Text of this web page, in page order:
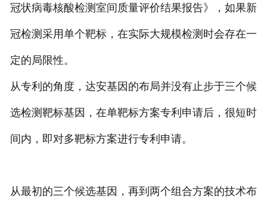
冠状病毒核酸检测室间质量评价结果报告》，如果新
冠检测采用单个靶标，在实际大规模检测时会存在一
定的局限性。
从专利的角度，达安基因的布局并没有止步于三个候
选检测靶标基因，在单靶标方案专利申请后，很短时
间内，即对多靶标方案进行专利申请。
从最初的三个候选基因，再到两个组合方案的技术布